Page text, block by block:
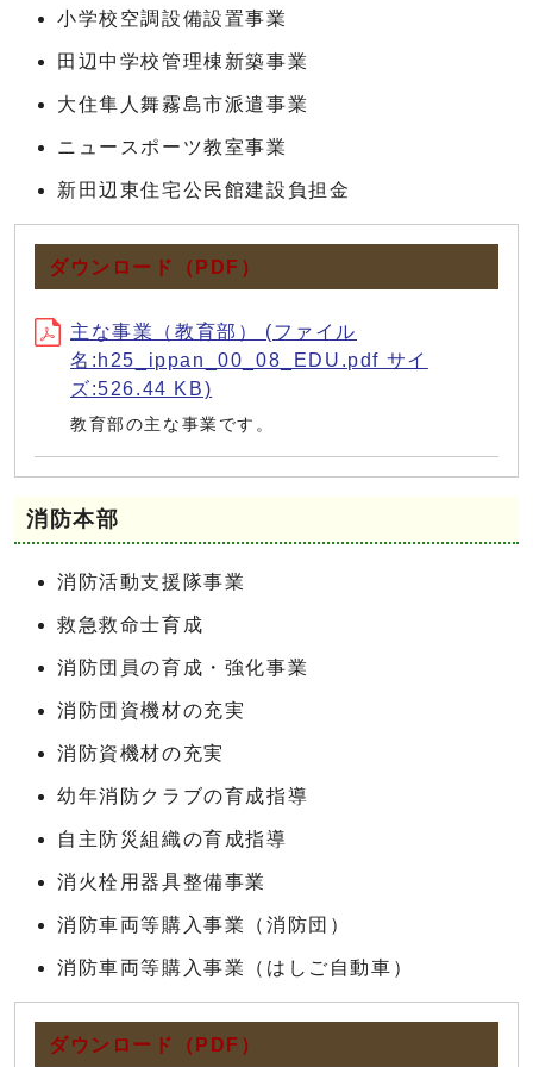
小学校空調設備設置事業
田辺中学校管理棟新築事業
大住隼人舞霧島市派遣事業
ニュースポーツ教室事業
新田辺東住宅公民館建設負担金
ダウンロード（PDF）
主な事業（教育部） (ファイル
名:h25_ippan_00_08_EDU.pdf サイ
ズ:526.44 KB)
教育部の主な事業です。
消防本部
消防活動支援隊事業
救急救命士育成
消防団員の育成・強化事業
消防団資機材の充実
消防資機材の充実
幼年消防クラブの育成指導
自主防災組織の育成指導
消火栓用器具整備事業
消防車両等購入事業（消防団）
消防車両等購入事業（はしご自動車）
ダウンロード（PDF）